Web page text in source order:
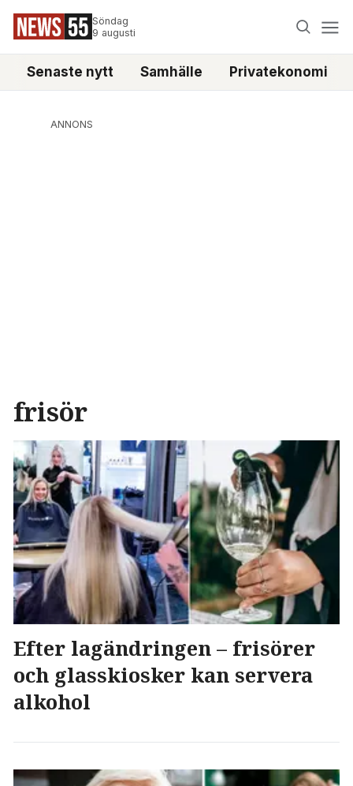
Söndag
9 augusti
Senaste nytt Samhälle Privatekonomi
ANNONS
frisör
Efter lagändringen – frisörer
och glasskiosker kan servera
alkohol